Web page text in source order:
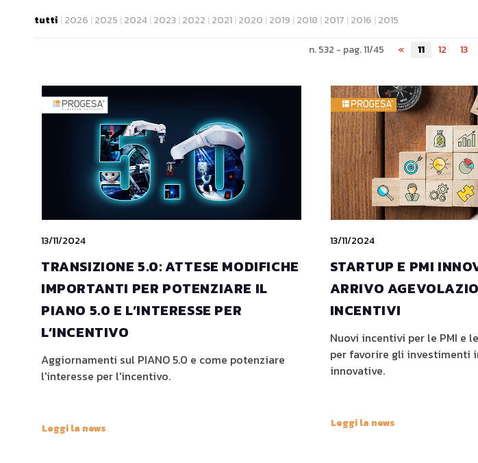
tutti | 2026 | 2025 | 2024| 2023| 2022 | 2021| 2020 | 2019 | 2018 | 2017 | 2016 | 2015
n. 532 - pag. 11/45 « 11 12 13
13/11/2024
TRANSIZIONE 5.0: ATTESE MODIFICHE
IMPORTANTI PER POTENZIARE IL
PIANO 5.0 E L’INTERESSE PER
L’INCENTIVO
Aggiornamenti sul PIANO 5.0 e come potenziare
l'interesse per l'incentivo.
Leggi la news
13/11/2024
STARTUP E PMI
ARRIVO
INCENTIVI
Nuovi incentivi per le PMI e
per favorire gli investimenti
innovative.
Leggi la news